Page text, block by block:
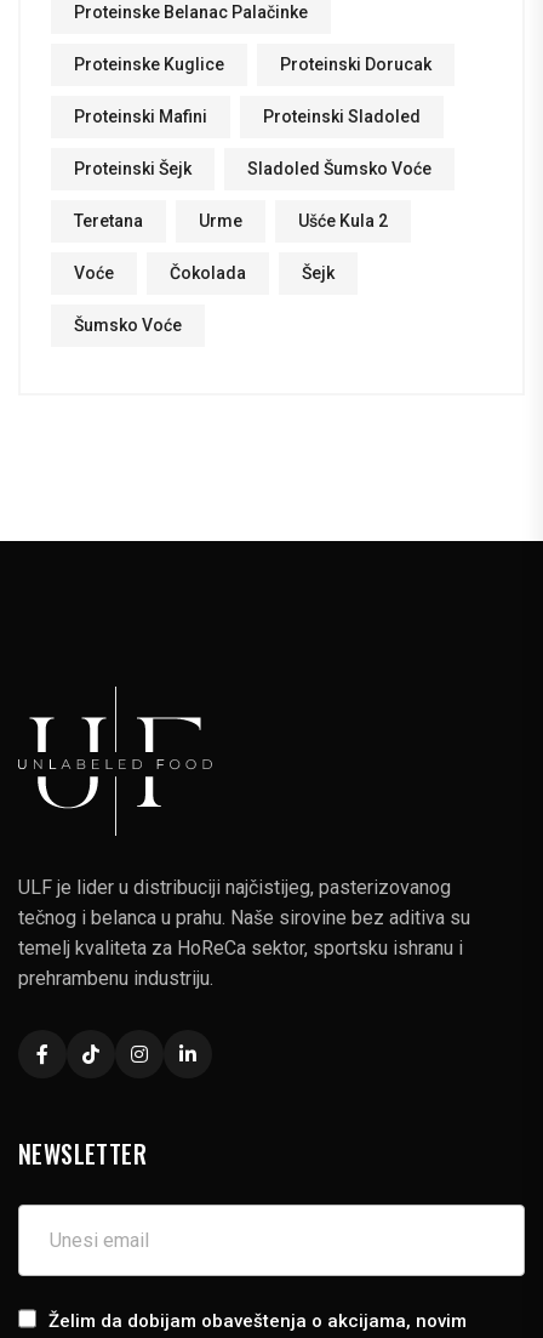
Proteinske Belanac Palačinke
Proteinske Kuglice Proteinski Dorucak
Proteinski Mafini Proteinski Sladoled
Proteinski Šejk Sladoled Šumsko Voće
Teretana Urme Ušće Kula 2
Voće Čokolada Šejk
Šumsko Voće
ULF je lider u distribuciji najčistijeg, pasterizovanog
tečnog i belanca u prahu. Naše sirovine bez aditiva su
temelj kvaliteta za HoReCa sektor, sportsku ishranu i
prehrambenu industriju.
NEWSLETTER
Želim da dobijam obaveštenja o akcijama, novim